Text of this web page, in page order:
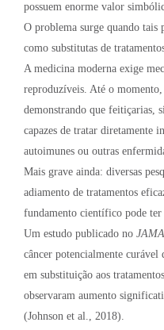
possuem enorme valor
O problema surge quando tais
como substitutas de
A medicina moderna exige
reproduzíveis. Até o
demonstrando que feitiçarias,
capazes de tratar diretamente
autoimunes ou outras
Mais grave ainda: diversas
adiamento de tratamentos
fundamento científico pode ter
Um estudo publicado no
câncer potencialmente curável
em substituição aos
observaram aumento
(Johnson et al., 2018).